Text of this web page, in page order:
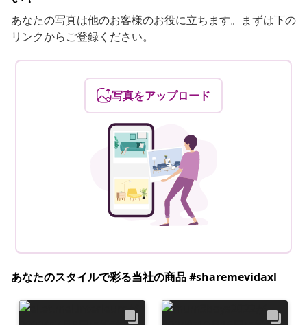
あなたの写真は他のお客様のお役に立ちます。まずは下の
リンクからご登録ください。
写真をアップロード
あなたのスタイルで彩る当社の商品 #sharemevidaxl